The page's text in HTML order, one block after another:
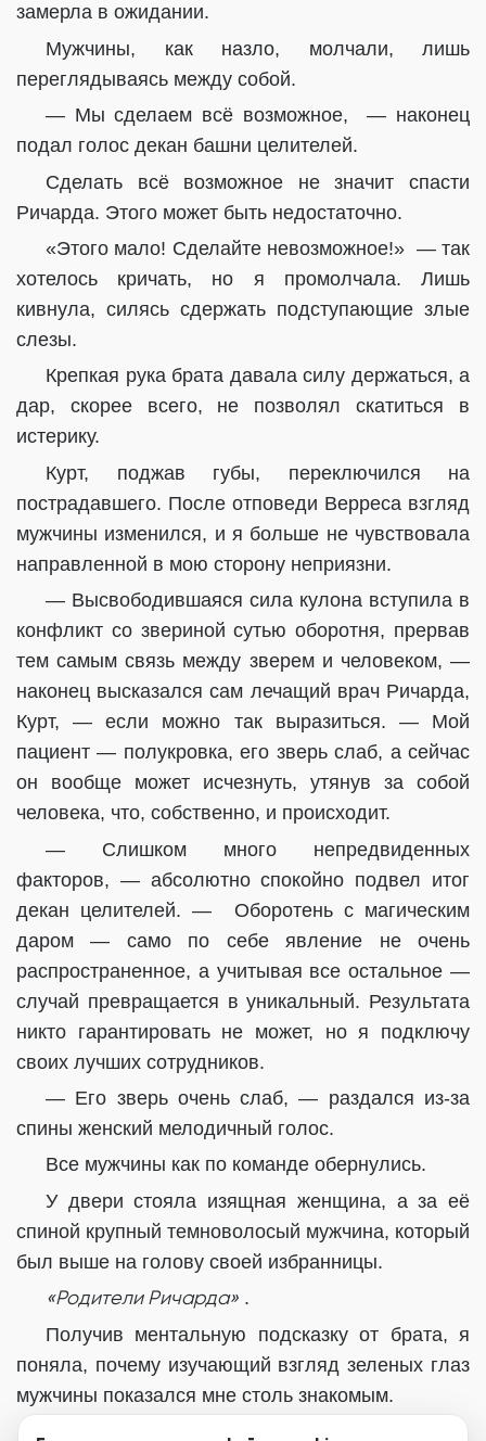
замерла в ожидании.
Мужчины, как назло, молчали, лишь
переглядываясь между собой.
— Мы сделаем всё возможное, — наконец
подал голос декан башни целителей.
Сделать всё возможное не значит спасти
Ричарда. Этого может быть недостаточно.
«Этого мало! Сделайте невозможное!» — так
хотелось кричать, но я промолчала. Лишь
кивнула, силясь сдержать подступающие злые
слезы.
Крепкая рука брата давала силу держаться, а
дар, скорее всего, не позволял скатиться в
истерику.
Курт, поджав губы, переключился на
пострадавшего. После отповеди Верреса взгляд
мужчины изменился, и я больше не чувствовала
направленной в мою сторону неприязни.
— Высвободившаяся сила кулона вступила в
конфликт со звериной сутью оборотня, прервав
тем самым связь между зверем и человеком, —
наконец высказался сам лечащий врач Ричарда,
Курт, — если можно так выразиться. — Мой
пациент — полукровка, его зверь слаб, а сейчас
он вообще может исчезнуть, утянув за собой
человека, что, собственно, и происходит.
— Слишком много непредвиденных
факторов, — абсолютно спокойно подвел итог
декан целителей. — Оборотень с магическим
даром — само по себе явление не очень
распространенное, а учитывая все остальное —
случай превращается в уникальный. Результата
никто гарантировать не может, но я подключу
своих лучших сотрудников.
— Его зверь очень слаб, — раздался из-за
спины женский мелодичный голос.
Все мужчины как по команде обернулись.
У двери стояла изящная женщина, а за её
спиной крупный темноволосый мужчина, который
был выше на голову своей избранницы.
«Родители Ричарда» .
Получив ментальную подсказку от брата, я
поняла, почему изучающий взгляд зеленых глаз
мужчины показался мне столь знакомым.